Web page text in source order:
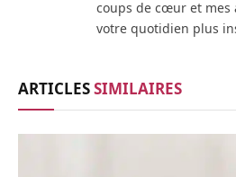
coups de cœur et mes
votre quotidien plus
ARTICLESSIMILAIRES